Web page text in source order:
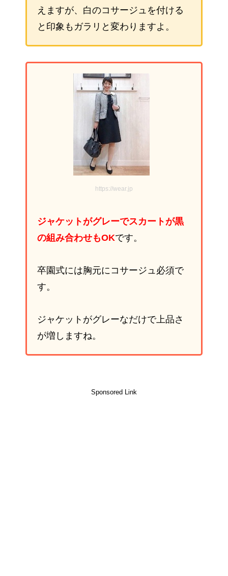
えますが、白のコサージュを付ける
と印象もガラリと変わりますよ。
https://wear.jp
ジャケットがグレーでスカートが黒
の組み合わせもOKです。
卒園式には胸元にコサージュ必須で
す。
ジャケットがグレーなだけで上品さ
が増しますね。
Sponsored Link